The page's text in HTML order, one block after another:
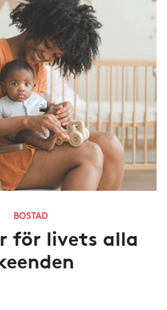
BOSTAD
för livets alla